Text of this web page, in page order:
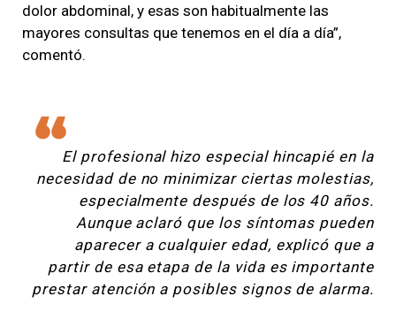
dolor abdominal, y esas son habitualmente las
mayores consultas que tenemos en el día a día”,
comentó.
El profesional hizo especial hincapié en la
necesidad de no minimizar ciertas molestias,
especialmente después de los 40 años.
Aunque aclaró que los síntomas pueden
aparecer a cualquier edad, explicó que a
partir de esa etapa de la vida es importante
prestar atención a posibles signos de alarma.